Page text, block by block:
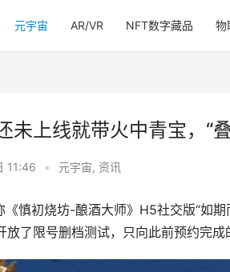
元宇宙 AR/VR NFT数字藏品 物
未上线就带火中青宝，“
11:46 • 元宇宙, 资讯
慎初烧坊-酿酒大师》H5社交版“如
了限号删档测试，只向此前预约完成